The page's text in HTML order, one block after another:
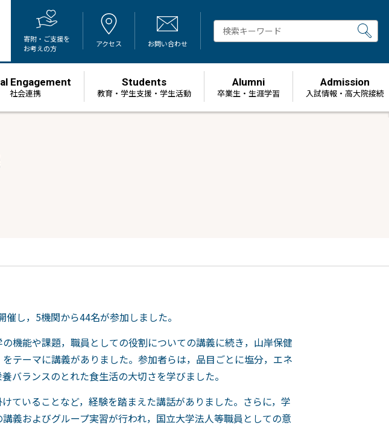
寄附・ご支援を
お考えの方
アクセス お問い合わせ
Engagement
社会連携
Students
教育・学生支援・学生活動
Alumni
卒業生・生涯学習
Admission
⼊試情報・高大院接続
し，5機関から44名が参加しました。
機能や課題，職員としての役割についての講義に続き，山岸保健
テーマに講義がありました。参加者らは，品目ごとに塩分，エネ
バランスのとれた食生活の大切さを学びました。
ていることなど，経験を踏まえた講話がありました。さらに，学
義およびグループ実習が行われ，国立大学法人等職員としての意